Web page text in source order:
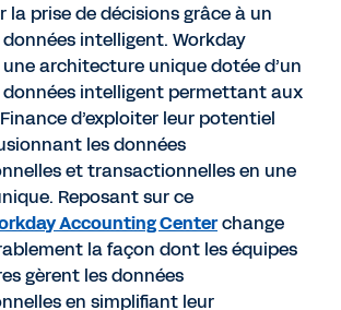
la prise de décisions grâce à un
intelligent. Workday
architecture unique dotée d’un
données intelligent permettant aux
d’exploiter leur potentiel
les données
et transactionnelles en une
Reposant sur ce
Accounting Centerchange
la façon dont les équipes
gèrent les données
en simplifiant leur